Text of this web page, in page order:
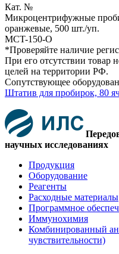
Кат. №
Микроцентрифужные
оранжевые, 500 шт./уп.
MCT-150-O
*Проверяйте наличие
При его отсутствии товар
целей на территории РФ.
Сопутствующее
Штатив для пробирок, 80
научных исследованиях
Продукция
Оборудование
Реагенты
Расходные материалы
Программное
Иммунохимия
Комбинированный
чувствительности)